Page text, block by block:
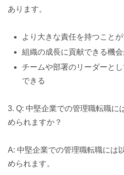
あります。
より大きな責任を持つこと
組織の成長に貢献できる機会
チームや部署のリーダーと
できる
3. Q: 中堅企業での管理職転職に
められますか？
A: 中堅企業での管理職転職には
められます。